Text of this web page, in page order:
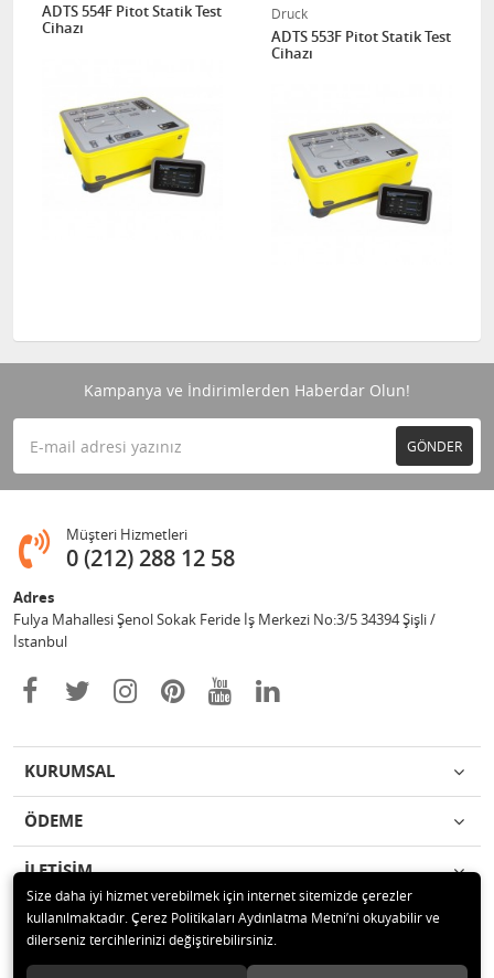
ADTS 554F Pitot Statik Test
Cihazı
Druck
ADTS 553F Pitot Statik Test
Cihazı
Kampanya ve İndirimlerden Haberdar Olun!
GÖNDER
Müşteri Hizmetleri
0 (212) 288 12 58
Adres
Fulya Mahallesi Şenol Sokak Feride İş Merkezi No:3/5 34394 Şişli /
İstanbul
KURUMSAL
ÖDEME
İLETİŞİM
© 2020 Enotek Mühendislik ve Danışmalık Hizm. San. ve Tic. A.Ş. Tüm
hakları saklıdır.
Size daha iyi hizmet verebilmek için internet sitemizde çerezler
kullanılmaktadır. Çerez Politikaları Aydınlatma Metni’ni okuyabilir ve
dilerseniz tercihlerinizi değiştirebilirsiniz.